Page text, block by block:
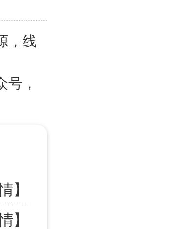
，线
，
】
】